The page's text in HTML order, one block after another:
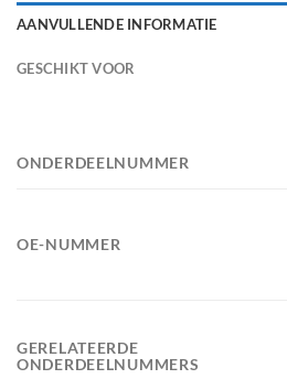
AANVULLENDE INFORMATIE
GESCHIKT VOOR
ONDERDEELNUMMER
OE-NUMMER
GERELATEERDE
ONDERDEELNUMMERS